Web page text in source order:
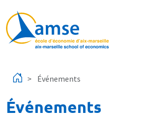
Événements
Événements